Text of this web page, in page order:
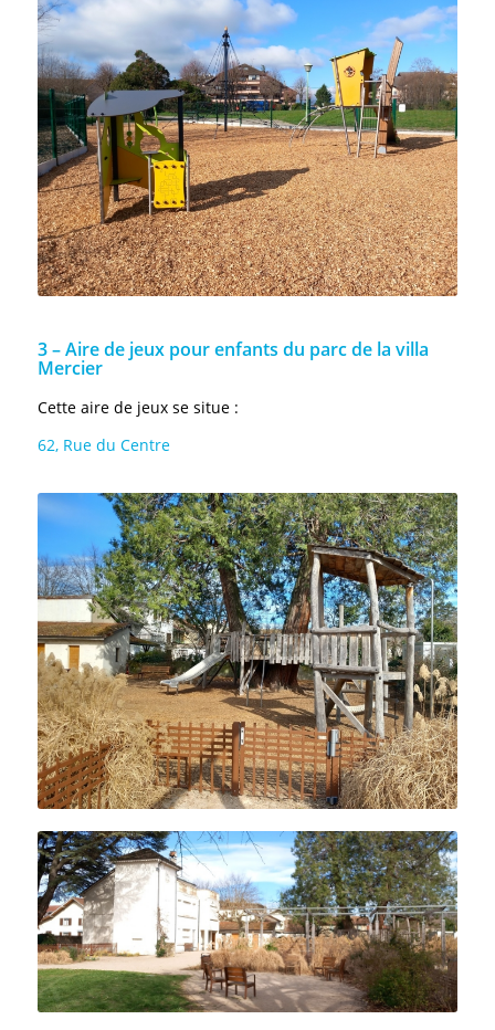
3 – Aire de jeux pour enfants du parc de la villa
Mercier
Cette aire de jeux se situe :
62, Rue du Centre